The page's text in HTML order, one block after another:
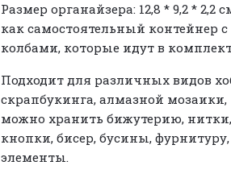
Размер органайзера: 12,8 * 9,2 * 2,2
как самостоятельный контейнер
колбами, которые идут в
Подходит для различных видов
скрапбукинга, алмазной мозаики,
можно хранить бижутерию,
кнопки, бисер, бусины,
элементы.